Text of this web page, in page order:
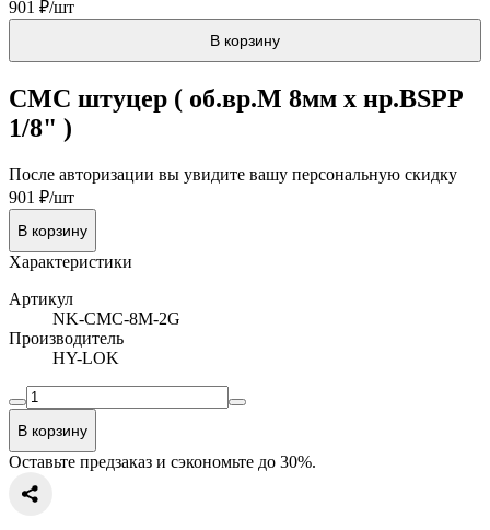
901 ₽/шт
В корзину
CMC штуцер ( об.вр.М 8мм x нр.BSPP
1/8" )
После авторизации вы увидите вашу персональную скидку
901 ₽/шт
В корзину
Характеристики
Артикул
NK-CMC-8M-2G
Производитель
HY-LOK
В корзину
Оставьте предзаказ и сэкономьте до 30%.